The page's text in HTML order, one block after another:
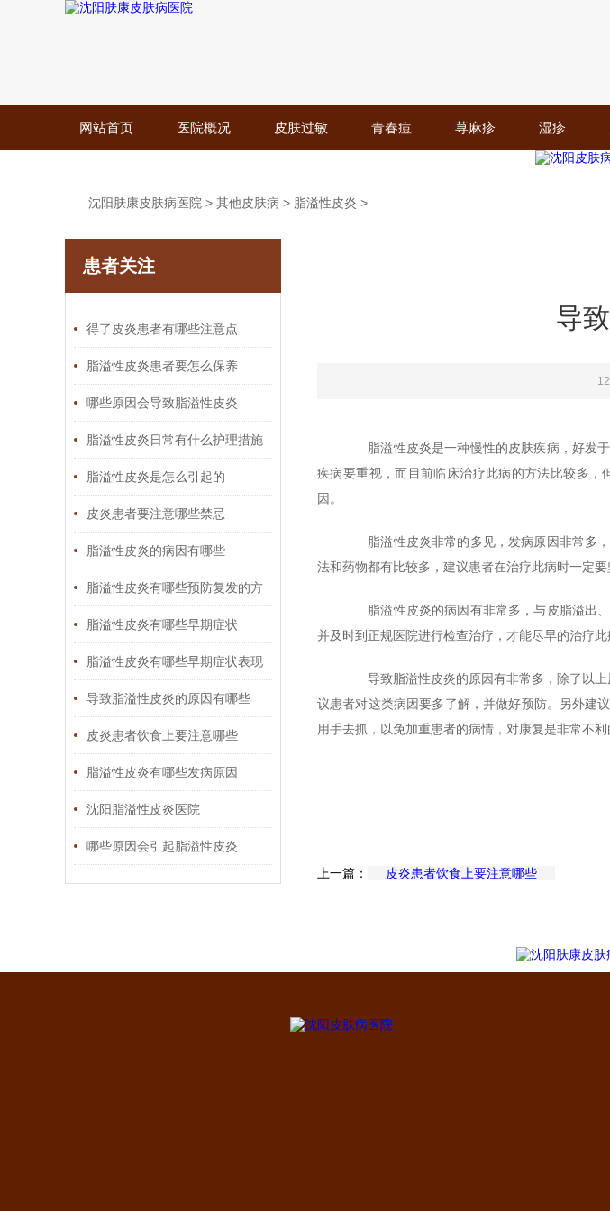
网站首页 医院概况 皮肤过敏 青春痘 荨麻疹 湿疹
沈阳肤康皮肤病医院 > 其他皮肤病 > 脂溢性皮炎 >
患者关注
得了皮炎患者有哪些注意点
脂溢性皮炎患者要怎么保养
哪些原因会导致脂溢性皮炎
脂溢性皮炎日常有什么护理措施
脂溢性皮炎是怎么引起的
皮炎患者要注意哪些禁忌
脂溢性皮炎的病因有哪些
脂溢性皮炎有哪些预防复发的方
法 脂溢性皮炎有哪些早期症状
脂溢性皮炎有哪些早期症状表现
导致脂溢性皮炎的原因有哪些
皮炎患者饮食上要注意哪些
脂溢性皮炎有哪些发病原因
沈阳脂溢性皮炎医院
哪些原因会引起脂溢性皮炎
导
脂溢性皮炎是一种慢性的皮肤疾病，好发于
疾病要重视，而目前临床治疗此病的方法比较多
因。
脂溢性皮炎非常的多见，发病原因非常多，
法和药物都有比较多，建议患者在治疗此病时一定要
脂溢性皮炎的病因有非常多，与皮脂溢出、
并及时到正规医院进行检查治疗，才能尽早的治疗此
导致脂溢性皮炎的原因有非常多，除了以上
议患者对这类病因要多了解，并做好预防。另外建
用手去抓，以免加重患者的病情，对康复是非常不利
上一篇： 皮炎患者饮食上要注意哪些